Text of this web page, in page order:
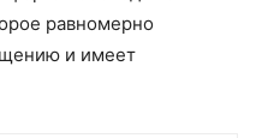
равномерно
и имеет